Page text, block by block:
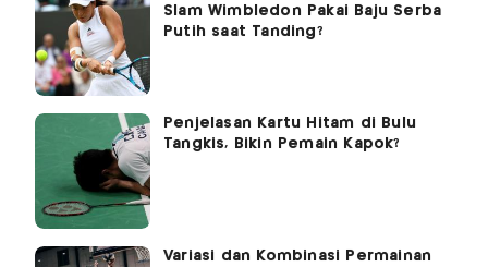
Slam Wimbledon Pakai Baju Serba
Putih saat Tanding?
Penjelasan Kartu Hitam di Bulu
Tangkis, Bikin Pemain Kapok?
Variasi dan Kombinasi Permainan